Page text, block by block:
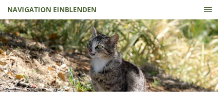
NAVIGATION EINBLENDEN